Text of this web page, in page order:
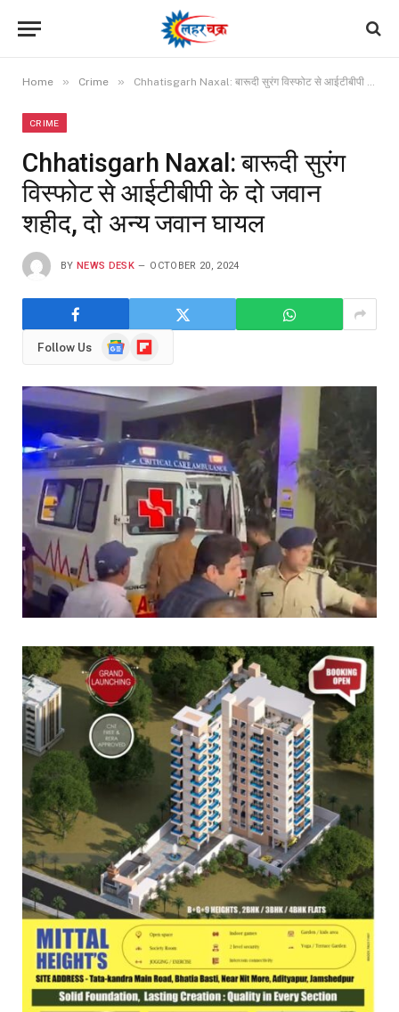
Home » Crime » Chhatisgarh Naxal: बारूदी सुरंग विस्फोट से आईटीबीपी के दो जवान शहीद, दो अन्य जवान घायल
CRIME
Chhatisgarh Naxal: बारूदी सुरंग
विस्फोट से आईटीबीपी के दो जवान
शहीद, दो अन्य जवान घायल
BY NEWS DESK OCTOBER 20, 2024
Follow Us
GoogleFlipboard